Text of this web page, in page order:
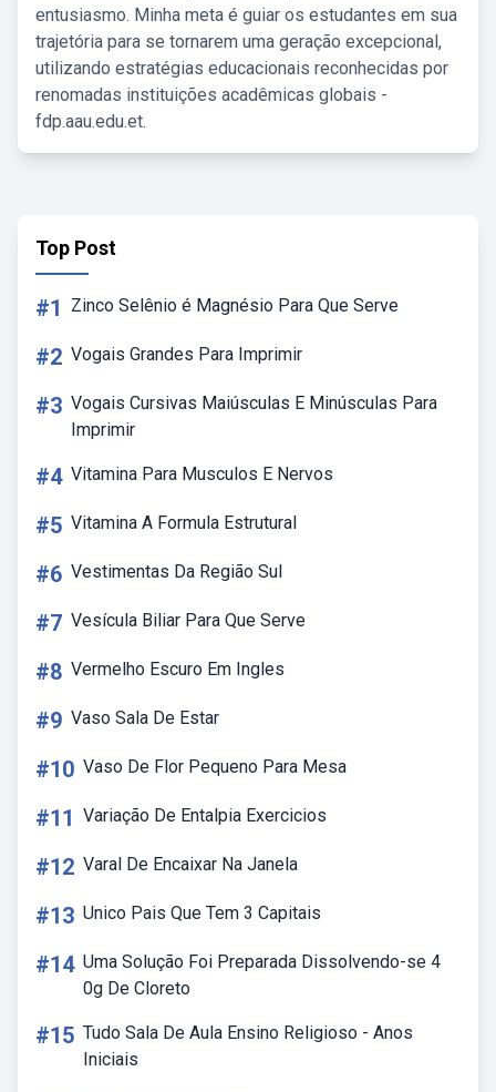
entusiasmo. Minha meta é guiar os estudantes em sua
trajetória para se tornarem uma geração excepcional,
utilizando estratégias educacionais reconhecidas por
renomadas instituições acadêmicas globais -
fdp.aau.edu.et.
Top Post
#1 Zinco Selênio é Magnésio Para Que Serve
#2 Vogais Grandes Para Imprimir
#3 Vogais Cursivas Maiúsculas E Minúsculas Para
Imprimir
#4 Vitamina Para Musculos E Nervos
#5 Vitamina A Formula Estrutural
#6 Vestimentas Da Região Sul
#7 Vesícula Biliar Para Que Serve
#8 Vermelho Escuro Em Ingles
#9 Vaso Sala De Estar
#10 Vaso De Flor Pequeno Para Mesa
#11 Variação De Entalpia Exercicios
#12 Varal De Encaixar Na Janela
#13 Unico Pais Que Tem 3 Capitais
#14 Uma Solução Foi Preparada Dissolvendo-se 4
0g De Cloreto
#15 Tudo Sala De Aula Ensino Religioso - Anos
Iniciais